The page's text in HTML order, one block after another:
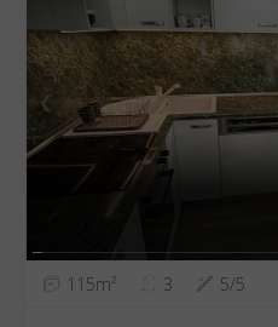
❮
115m² 3 5/5